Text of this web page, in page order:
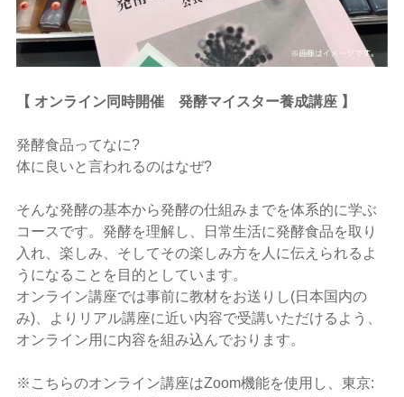
【 オンライン同時開催 発酵マイスター養成講座 】
発酵食品ってなに?
体に良いと言われるのはなぜ?
そんな発酵の基本から発酵の仕組みまでを体系的に学ぶ
コースです。発酵を理解し、日常生活に発酵食品を取り
入れ、楽しみ、そしてその楽しみ方を人に伝えられるよ
うになることを目的としています。
オンライン講座では事前に教材をお送りし(日本国内の
み)、よりリアル講座に近い内容で受講いただけるよう、
オンライン用に内容を組み込んでおります。
※こちらのオンライン講座はZoom機能を使用し、東京: